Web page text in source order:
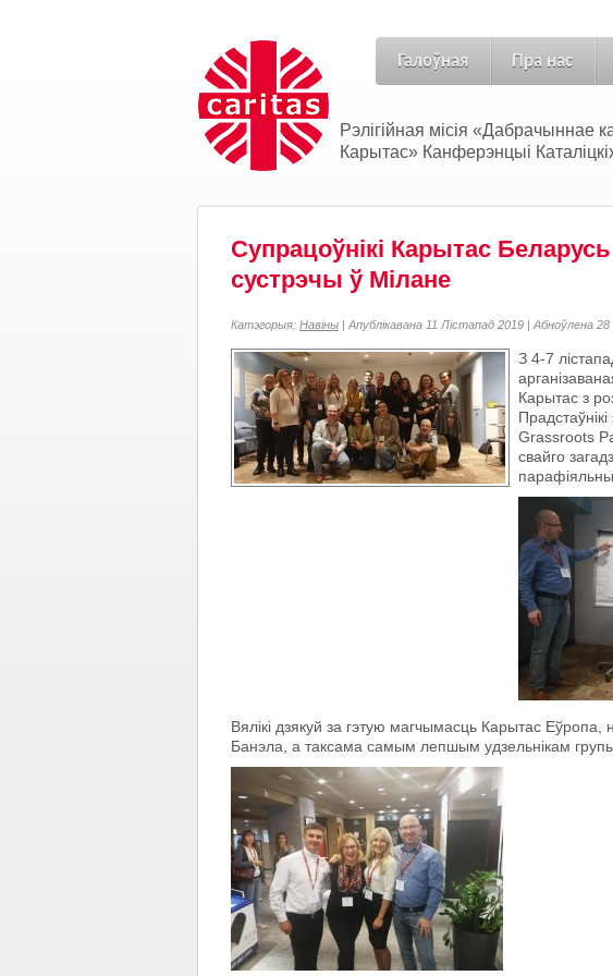
Галоўная Пра нас
Рэлігійная місія «Дабрачыннае
Карытас» Канферэнцыі
Супрацоўнікі Карытас
сустрэчы ў Мілане
Катэгорыя: Навіны | Апублікавана 11 Лістапад 2019 | Абноўлена 28
З 4-7
Карытас з
Grassroots
свайго
Вялiкi дзякуй за гэтую магчымасць Карытас
Банэла, а таксама самым лепшым удзельнiкам